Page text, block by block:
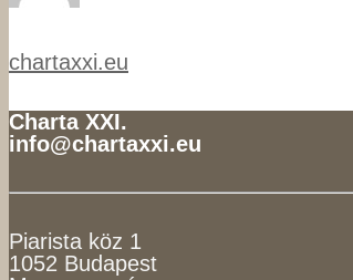
chartaxxi.eu
Charta XXI.
info@chartaxxi.eu
Piarista köz 1
1052 Budapest